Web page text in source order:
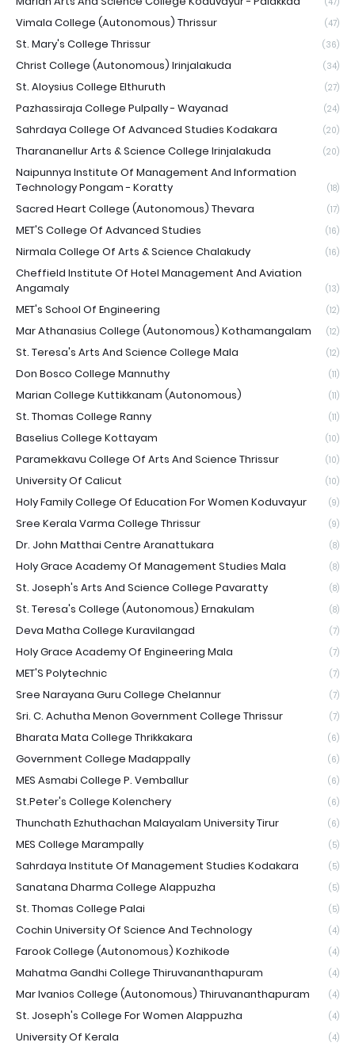
Vimala College (Autonomous) Thrissur (47)
St. Mary's College Thrissur (36)
Christ College (Autonomous) Irinjalakuda (34)
St. Aloysius College Elthuruth (27)
Pazhassiraja College Pulpally - Wayanad (24)
Sahrdaya College Of Advanced Studies Kodakara (20)
Tharananellur Arts & Science College Irinjalakuda (20)
Naipunnya Institute Of Management And Information
Technology Pongam - Koratty
(18)
Sacred Heart College (Autonomous) Thevara (17)
MET'S College Of Advanced Studies (16)
Nirmala College Of Arts & Science Chalakudy (16)
Cheffield Institute Of Hotel Management And Aviation
Angamaly
(13)
MET's School Of Engineering (12)
Mar Athanasius College (Autonomous) Kothamangalam (12)
St. Teresa's Arts And Science College Mala (12)
Don Bosco College Mannuthy (11)
Marian College Kuttikkanam (Autonomous) (11)
St. Thomas College Ranny (11)
Baselius College Kottayam (10)
Paramekkavu College Of Arts And Science Thrissur (10)
University Of Calicut (10)
Holy Family College Of Education For Women Koduvayur (9)
Sree Kerala Varma College Thrissur (9)
Dr. John Matthai Centre Aranattukara (8)
Holy Grace Academy Of Management Studies Mala (8)
St. Joseph's Arts And Science College Pavaratty (8)
St. Teresa's College (Autonomous) Ernakulam (8)
Deva Matha College Kuravilangad (7)
Holy Grace Academy Of Engineering Mala (7)
MET'S Polytechnic (7)
Sree Narayana Guru College Chelannur (7)
Sri. C. Achutha Menon Government College Thrissur (7)
Bharata Mata College Thrikkakara (6)
Government College Madappally (6)
MES Asmabi College P. Vemballur (6)
St.Peter's College Kolenchery (6)
Thunchath Ezhuthachan Malayalam University Tirur (6)
MES College Marampally (5)
Sahrdaya Institute Of Management Studies Kodakara (5)
Sanatana Dharma College Alappuzha (5)
St. Thomas College Palai (5)
Cochin University Of Science And Technology (4)
Farook College (Autonomous) Kozhikode (4)
Mahatma Gandhi College Thiruvananthapuram (4)
Mar Ivanios College (Autonomous) Thiruvananthapuram (4)
St. Joseph's College For Women Alappuzha (4)
University Of Kerala (4)